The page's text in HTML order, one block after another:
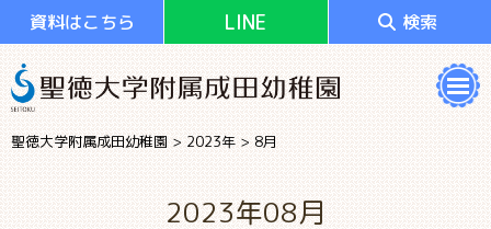
資料はこちら LINE 検索
聖徳大学附属成田幼稚園>2023年>8月
2023年08月